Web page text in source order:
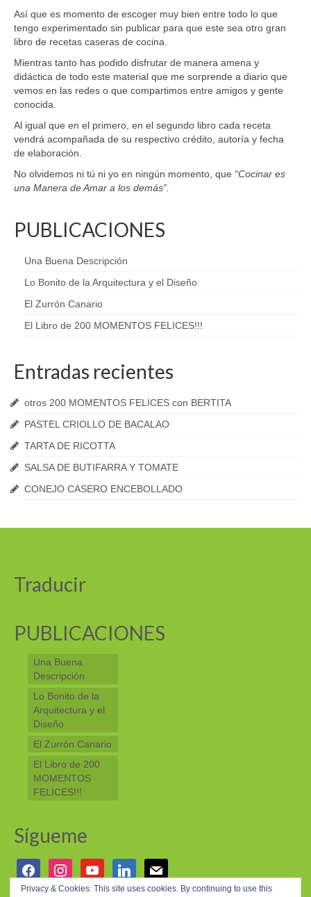
Así que es momento de escoger muy bien entre todo lo que
tengo experimentado sin publicar para que este sea otro gran
libro de recetas caseras de cocina.
Mientras tanto has podido disfrutar de manera amena y
didáctica de todo este material que me sorprende a diario que
vemos en las redes o que compartimos entre amigos y gente
conocida.
Al igual que en el primero, en el segundo libro cada receta
vendrá acompañada de su respectivo crédito, autoría y fecha
de elaboración.
No olvidemos ni tú ni yo en ningún momento, que “Cocinar es
una Manera de Amar a los demás”.
PUBLICACIONES
Una Buena Descripción
Lo Bonito de la Arquitectura y el Diseño
El Zurrón Canario
El Libro de 200 MOMENTOS FELICES!!!
Entradas recientes
otros 200 MOMENTOS FELICES con BERTITA
PASTEL CRIOLLO DE BACALAO
TARTA DE RICOTTA
SALSA DE BUTIFARRA Y TOMATE
CONEJO CASERO ENCEBOLLADO
Privacy & Cookies: This site uses cookies. By continuing to use this
Traducir
PUBLICACIONES
Una Buena
Descripción
Lo Bonito de la
Arquitectura y el
Diseño
El Zurrón Canario
El Libro de 200
MOMENTOS
FELICES!!!
Sígueme
facebookinstagramyoutube linkedin mail